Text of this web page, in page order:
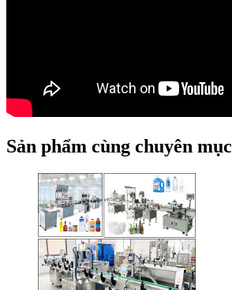
Sản phẩm cùng chuyên mục